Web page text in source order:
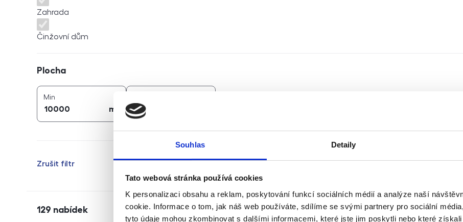
Souhlas Detaily
Tato webová stránka používá cookies
K personalizaci obsahu a reklam, poskytování funkcí sociálních médií a analýze naší
cookie. Informace o tom, jak náš web používáte, sdílíme se svými partnery pro sociální
tyto údaje mohou zkombinovat s dalšími informacemi, které jste jim poskytli nebo které
Zahrada
Činžovní dům
Plocha
Min
m
Zrušit filtr
129 nabídek Řazení
Měna